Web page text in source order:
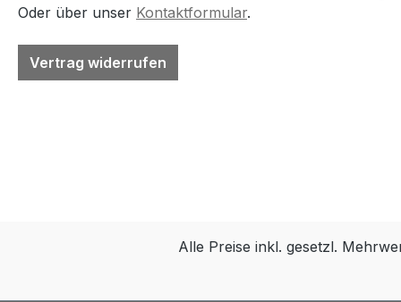
Oder über unser Kontaktformular.
Vertrag widerrufen
Alle Preise inkl. gesetzl.